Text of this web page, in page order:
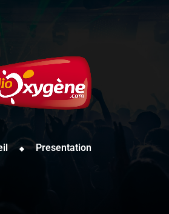
Presentation